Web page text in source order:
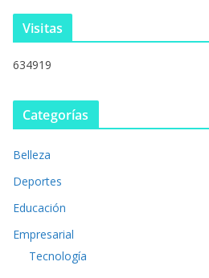
Visitas
634919
Categorías
Belleza
Deportes
Educación
Empresarial
Tecnología